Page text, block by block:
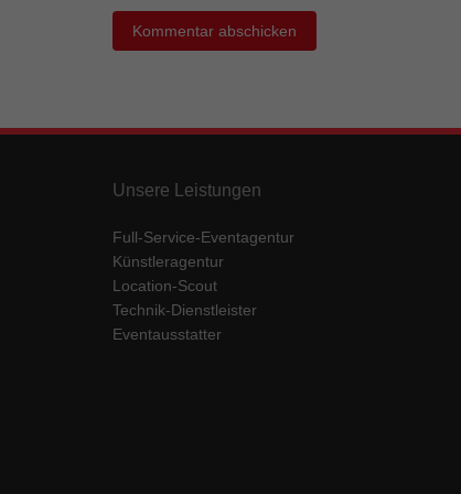
Unsere Leistungen
Full-Service-Eventagentur
Künstleragentur
Location-Scout
Technik-Dienstleister
Eventausstatter